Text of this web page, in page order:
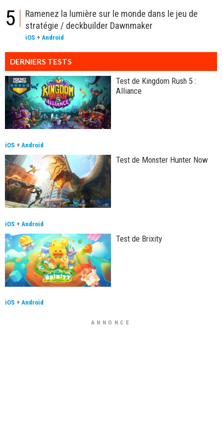
5
Ramenez la lumière sur le monde dans le jeu de
stratégie / deckbuilder Dawnmaker
iOS + Android
DERNIERS TESTS
Test de Kingdom Rush 5 :
Alliance
iOS + Android
Test de Monster Hunter Now
iOS + Android
Test de Brixity
iOS + Android
ANNONCE